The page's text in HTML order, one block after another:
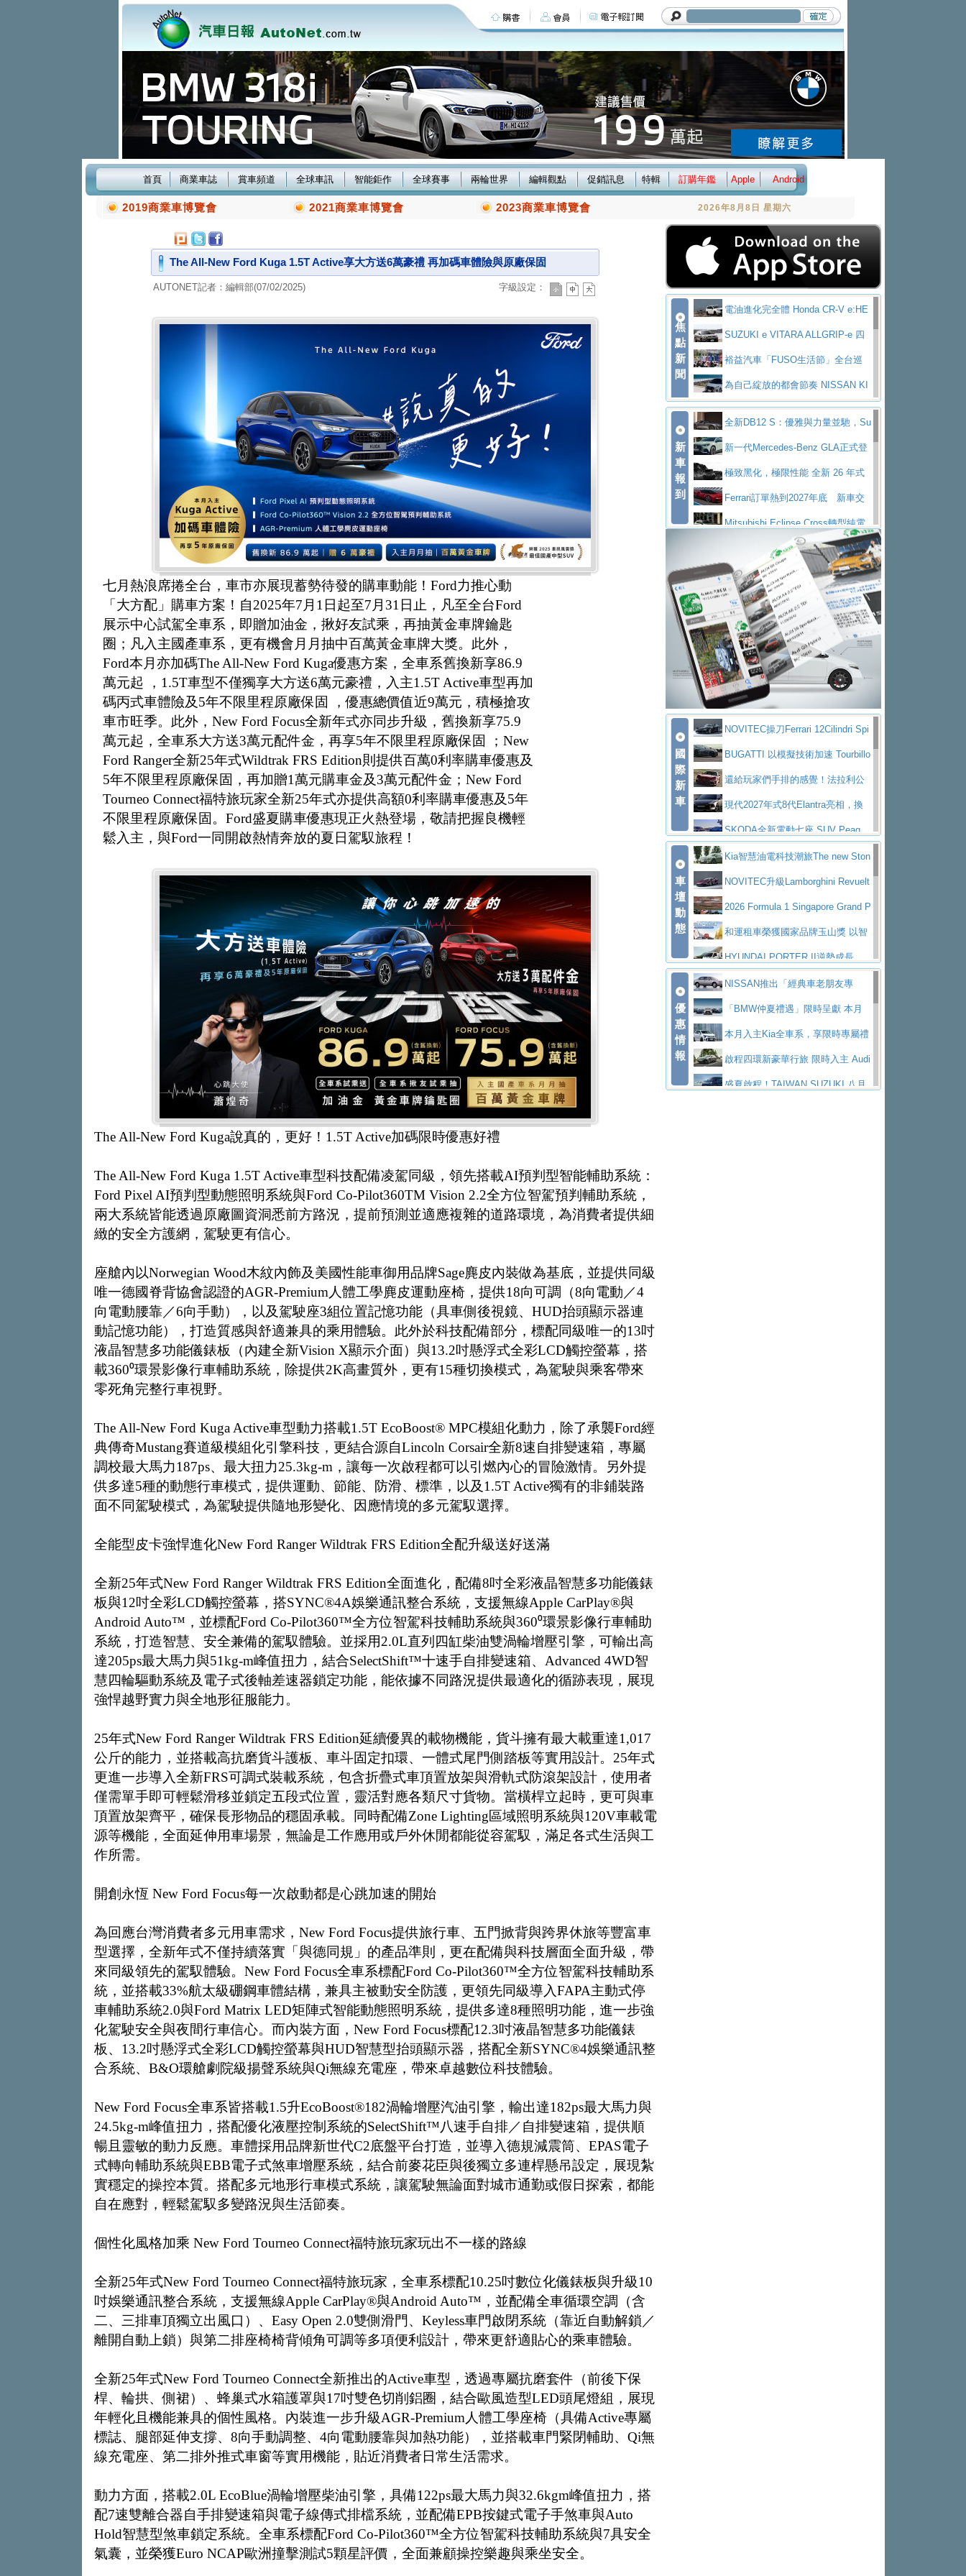
首頁 商業車誌 賞車頻道 全球車訊 智能鉅作 全球賽事 兩輪世界 編輯觀點 促銷訊息 特輯 訂購年鑑 Apple Android
2019商業車博覽會 2021商業車博覽會 2023商業車博覽會 2026年8月8日 星期六
The All-New Ford Kuga 1.5T Active享大方送6萬豪禮 再加碼車體險與原廠保固
AUTONET記者：編輯部(07/02/2025) 字級設定：
七月熱浪席捲全台，車市亦展現蓄勢待發的購車動能！Ford力推心動
「大方配」購車方案！自2025年7月1日起至7月31日止，凡至全台Ford
展示中心試駕全車系，即贈加油金，揪好友試乘，再抽黃金車牌鑰匙
圈；凡入主國產車系，更有機會月月抽中百萬黃金車牌大獎。此外，
Ford本月亦加碼The All-New Ford Kuga優惠方案，全車系舊換新享86.9
萬元起 ，1.5T車型不僅獨享大方送6萬元豪禮，入主1.5T Active車型再加
碼丙式車體險及5年不限里程原廠保固 ，優惠總價值近9萬元，積極搶攻
車市旺季。此外，New Ford Focus全新年式亦同步升級，舊換新享75.9
萬元起，全車系大方送3萬元配件金，再享5年不限里程原廠保固 ；New
Ford Ranger全新25年式Wildtrak FRS Edition則提供百萬0利率購車優惠及
5年不限里程原廠保固，再加贈1萬元購車金及3萬元配件金；New Ford
Tourneo Connect福特旅玩家全新25年式亦提供高額0利率購車優惠及5年
不限里程原廠保固。Ford盛夏購車優惠現正火熱登場，敬請把握良機輕
鬆入主，與Ford一同開啟熱情奔放的夏日駕馭旅程！
The All-New Ford Kuga說真的，更好！1.5T Active加碼限時優惠好禮
The All-New Ford Kuga 1.5T Active車型科技配備凌駕同級，領先搭載AI預判型智能輔助系統：
Ford Pixel AI預判型動態照明系統與Ford Co-Pilot360TM Vision 2.2全方位智駕預判輔助系統，
兩大系統皆能透過原廠圖資洞悉前方路況，提前預測並適應複雜的道路環境，為消費者提供細
緻的安全方護網，駕駛更有信心。
座艙內以Norwegian Wood木紋內飾及美國性能車御用品牌Sage麂皮內裝做為基底，並提供同級
唯一德國脊背協會認證的AGR-Premium人體工學麂皮運動座椅，提供18向可調（8向電動／4
向電動腰靠／6向手動），以及駕駛座3組位置記憶功能（具車側後視鏡、HUD抬頭顯示器連
動記憶功能），打造質感與舒適兼具的乘用體驗。此外於科技配備部分，標配同級唯一的13吋
液晶智慧多功能儀錶板（內建全新Vision X顯示介面）與13.2吋懸浮式全彩LCD觸控螢幕，搭
載360⁰環景影像行車輔助系統，除提供2K高畫質外，更有15種切換模式，為駕駛與乘客帶來
零死角完整行車視野。
The All-New Ford Kuga Active車型動力搭載1.5T EcoBoost® MPC模組化動力，除了承襲Ford經
典傳奇Mustang賽道級模組化引擎科技，更結合源自Lincoln Corsair全新8速自排變速箱，專屬
調校最大馬力187ps、最大扭力25.3kg-m，讓每一次啟程都可以引燃內心的冒險激情。另外提
供多達5種的動態行車模式，提供運動、節能、防滑、標準，以及1.5T Active獨有的非鋪裝路
面不同駕駛模式，為駕駛提供隨地形變化、因應情境的多元駕馭選擇。
全能型皮卡強悍進化New Ford Ranger Wildtrak FRS Edition全配升級送好送滿
全新25年式New Ford Ranger Wildtrak FRS Edition全面進化，配備8吋全彩液晶智慧多功能儀錶
板與12吋全彩LCD觸控螢幕，搭SYNC®4A娛樂通訊整合系統，支援無線Apple CarPlay®與
Android Auto™，並標配Ford Co-Pilot360™全方位智駕科技輔助系統與360⁰環景影像行車輔助
系統，打造智慧、安全兼備的駕馭體驗。並採用2.0L直列四缸柴油雙渦輪增壓引擎，可輸出高
達205ps最大馬力與51kg-m峰值扭力，結合SelectShift™十速手自排變速箱、Advanced 4WD智
慧四輪驅動系統及電子式後軸差速器鎖定功能，能依據不同路況提供最適化的循跡表現，展現
強悍越野實力與全地形征服能力。
25年式New Ford Ranger Wildtrak FRS Edition延續優異的載物機能，貨斗擁有最大載重達1,017
公斤的能力，並搭載高抗磨貨斗護板、車斗固定扣環、一體式尾門側踏板等實用設計。25年式
更進一步導入全新FRS可調式裝載系統，包含折疊式車頂置放架與滑軌式防滾架設計，使用者
僅需單手即可輕鬆滑移並鎖定五段式位置，靈活對應各類尺寸貨物。當橫桿立起時，更可與車
頂置放架齊平，確保長形物品的穩固承載。同時配備Zone Lighting區域照明系統與120V車載電
源等機能，全面延伸用車場景，無論是工作應用或戶外休閒都能從容駕馭，滿足各式生活與工
作所需。
開創永恆 New Ford Focus每一次啟動都是心跳加速的開始
為回應台灣消費者多元用車需求，New Ford Focus提供旅行車、五門掀背與跨界休旅等豐富車
型選擇，全新年式不僅持續落實「與德同規」的產品準則，更在配備與科技層面全面升級，帶
來同級領先的駕馭體驗。New Ford Focus全車系標配Ford Co-Pilot360™全方位智駕科技輔助系
統，並搭載33%航太級硼鋼車體結構，兼具主被動安全防護，更領先同級導入FAPA主動式停
車輔助系統2.0與Ford Matrix LED矩陣式智能動態照明系統，提供多達8種照明功能，進一步強
化駕駛安全與夜間行車信心。而內裝方面，New Ford Focus標配12.3吋液晶智慧多功能儀錶
板、13.2吋懸浮式全彩LCD觸控螢幕與HUD智慧型抬頭顯示器，搭配全新SYNC®4娛樂通訊整
合系統、B&O環艙劇院級揚聲系統與Qi無線充電座，帶來卓越數位科技體驗。
New Ford Focus全車系皆搭載1.5升EcoBoost®182渦輪增壓汽油引擎，輸出達182ps最大馬力與
24.5kg-m峰值扭力，搭配優化液壓控制系統的SelectShift™八速手自排／自排變速箱，提供順
暢且靈敏的動力反應。車體採用品牌新世代C2底盤平台打造，並導入德規減震筒、EPAS電子
式轉向輔助系統與EBB電子式煞車增壓系統，結合前麥花臣與後獨立多連桿懸吊設定，展現紮
實穩定的操控本質。搭配多元地形行車模式系統，讓駕駛無論面對城市通勤或假日探索，都能
自在應對，輕鬆駕馭多變路況與生活節奏。
個性化風格加乘 New Ford Tourneo Connect福特旅玩家玩出不一樣的路線
全新25年式New Ford Tourneo Connect福特旅玩家，全車系標配10.25吋數位化儀錶板與升級10
吋娛樂通訊整合系統，支援無線Apple CarPlay®與Android Auto™，並配備全車循環空調（含
二、三排車頂獨立出風口）、Easy Open 2.0雙側滑門、Keyless車門啟閉系統（靠近自動解鎖／
離開自動上鎖）與第二排座椅椅背傾角可調等多項便利設計，帶來更舒適貼心的乘車體驗。
全新25年式New Ford Tourneo Connect全新推出的Active車型，透過專屬抗磨套件（前後下保
桿、輪拱、側裙）、蜂巢式水箱護罩與17吋雙色切削鋁圈，結合歐風造型LED頭尾燈組，展現
年輕化且機能兼具的個性風格。內裝進一步升級AGR-Premium人體工學座椅（具備Active專屬
標誌、腿部延伸支撐、8向手動調整、4向電動腰靠與加熱功能），並搭載車門緊閉輔助、Qi無
線充電座、第二排外推式車窗等實用機能，貼近消費者日常生活需求。
動力方面，搭載2.0L EcoBlue渦輪增壓柴油引擎，具備122ps最大馬力與32.6kgm峰值扭力，搭
配7速雙離合器自手排變速箱與電子線傳式排檔系統，並配備EPB按鍵式電子手煞車與Auto
Hold智慧型煞車鎖定系統。全車系標配Ford Co-Pilot360™全方位智駕科技輔助系統與7具安全
氣囊，並榮獲Euro NCAP歐洲撞擊測試5顆星評價，全面兼顧操控樂趣與乘坐安全。
焦
點
新
聞
電油進化完全體 Honda CR-V e:HE
V PrestigeSUZUKI e VITARA ALLGRIP-e 四
驅精神的純電新詮釋
裕益汽車「FUSO生活節」全台巡
迴 結合生活體驗、交通安全與購車優惠
為自己綻放的都會節奏 NISSAN KI
CKS SAKURA為品味獨具層峰買家打造的頂級座
駕，MAZDA CX-90 33T AWD Premium Ca
ptain Seat
EV
技的座駕! Ford Territory中型油電休旅
SO Super Great今日在台登場，結合先進安
ntis四品牌經銷權，全新多品牌旗艦展示中
心開幕啟用
屏東特搜大隊再添新利器 SITRAK
救助器材車買氣不衰、SUZUKI經銷商勇於開啟
全新大店，新北都鈴木占地500坪土城旗艦
展示中心開幕
2025第七屆ISUZU運轉職人挑戰賽
熱血登場 展現極致車技與專業職人精神
H2GP世界總決賽圓滿落幕 台灣團
隊表現精彩淨零減碳指標性應用 純電動水泥預
拌車 消防車除了滅火裝備還需要什麼？
一探SITRAK “準” 消防車的究竟
大益金龍初試啼聲，汽柴油5噸貨車
不是對手正宗年鑑2025年全球自動車年鑑1月
下旬問世！2024第六屆ISUZU運轉職人挑戰賽
首度前進南台灣熱烈開戰
豪華電能休旅新星 Audi Q4 Sportba
ck 55 e-tron S lineScania Taiwan 逆風而行，加深力
道投資布局
新
車
報
到
全新DB12 S：優雅與力量並馳，Su
per Tourer的顛峰之作
新一代Mercedes-Benz GLA正式登
場 續航最高657公里、支援320kW快充
極致黑化，極限性能 全新 26 年式
DEFENDER OCTA BLACK 限量登台
Ferrari訂單熱到2027年底 新車交
付至少得等一年以上
Mitsubishi Eclipse Cross轉型純電
休旅 87kWh電池續航超過600公里
全新BMW 318i Touring豪華旅行車
全台限量200台 進化現型
不等零關稅的紅利，Jeep品牌今日
起展開首批車交車
Volvo EX60 即將叩關，靜肅性、底
盤與數位介面搶先揭露
Audi Q9 將於 2026 年底上市 旗艦
大型 SUV 鎖定七人座豪華市場
BMW攜手漫威電影【蜘蛛人：重生
日】 Skoda 發表全新 Peaq 內裝：七人
座純電旗艦 SUV，行李廂最大可達 935 公
升
全新純電 Mercedes-Benz C 400 4
MATIC Electric 登場
奢華與科技大躍進，MAZDA全新3
代CX-5全方位進化提前亮相並展開預售94.9
萬起
馬自達公布 2027 年式 MX-5 更
新，新增 Yakudo 特別版
Skoda Peaq 發表全新電動動力系
統 最長續航逾 640 公里、支援雙向供電
BMW M2 首度導入 xDrive 四驅，
美國與瑞士需求成關鍵推手
The all-new T-Roc 魅力 自成焦點
Maserati GT2 Stradale「Tribute to
MC12」全球首度亮相
迎接 RANGE ROVER 品牌家族第
五位成員 全新 RANGE ROVER GT 預告登
場
造型華麗時尚、科技座艙再進化，P
eugeot 208小改款發表上市94.8萬起
國
際
新
車
NOVITEC操刀Ferrari 12Cilindri Spi
der 碳纖維空力、鍛造輪圈與Inconel排氣
上身
BUGATTI 以模擬技術加速 Tourbillo
n 動態開發還給玩家們手排的感覺！法拉利公
布12Cilidri Manaule手排超跑產品細節
現代2027年式8代Elantra亮相，換
裝更銳利的造型、更先進的資訊娛樂系統及
更高效的動力
SKODA全新電動七座 SUV Peaq
問世，擁有品牌史上最寬敞且豪華的座艙
AUDI推出首款高性能油電超跑Nuvo
lari，0到100公里加速2.6秒、極速350公里
／小時
百年三叉戟傳奇再啟程 Maserati 重
返 1000 Miglia 傳承競速榮耀
法拉利首款純電跑車Luce亮相，最
大馬力超過1000匹並具備530公里最大續航
里程
小車大空間、座艙科技更先進，SK
ODA發表全新純電跨界休旅Eipq祭平民化車
價89萬起
賓士AMG.EA專屬平台首作，Merc
edes-AMG 全新GT 4-Door Coupe全球首發
福斯推出首款GTI純電性能掀背ID.
Polo GTI，擁有226匹馬力和零百加速 6.8
秒的實力
Jaguar 公布四門 GT車款正式車名
為JAGUAR TYPE 01
終於跟上進度，LEXUS發表首款三
排六座純電旗艦休旅 TZ
有錢也買不到的Golf R！福斯打造
全新Golf R 24h賽車將挑戰紐柏林24小時耐
SKODA公布全新小型純電跨界休旅
車
壇
動
態
Kia智慧油電科技潮旅The new Ston
ic 1-7月累計銷量創歷史新高
NOVITEC升級Lamborghini Revuelt
o 綜效輸出增至1,048匹
2026 Formula 1 Singapore Grand P
rix 新加坡大獎賽 Audi 極速之旅開放報名
和運租車榮獲國家品牌玉山獎 以智
慧移動與綠能創新
HYUNDAI PORTER II逆勢成長，
勇奪中型貨車銷售冠軍
父親節霸氣獻禮！PGO 威力125 最
低入手價 $60,900 起 省油ｘ安全ｘ大空間
陪爸爸輕鬆
福斯商旅挺頭家 推出「德系質感 精
算圓夢」專案yundai推出AllDayEnergy能源服
務 讓電動車化身行動儲能系統
NISSAN X-TRAIL 上市首月銷量
躋身同級前3名Toyota歐洲純電車銷量翻倍 2026
優
惠
情
報
NISSAN推出「經典車老朋友專
案」 以匠人精神煥新珍品座駕
「BMW仲夏禮遇」限時呈獻 本月
入主即享尊榮豪華五星假期 多元優購方案
同步實施
本月入主Kia全車系，享限時專屬禮
遇 啟程四環新豪華行旅 限時入主 Audi
A6 旗艦陣容 低月付5,888元起及3 年乙式險
盛夏啟程！TAIWAN SUZUKI 八月